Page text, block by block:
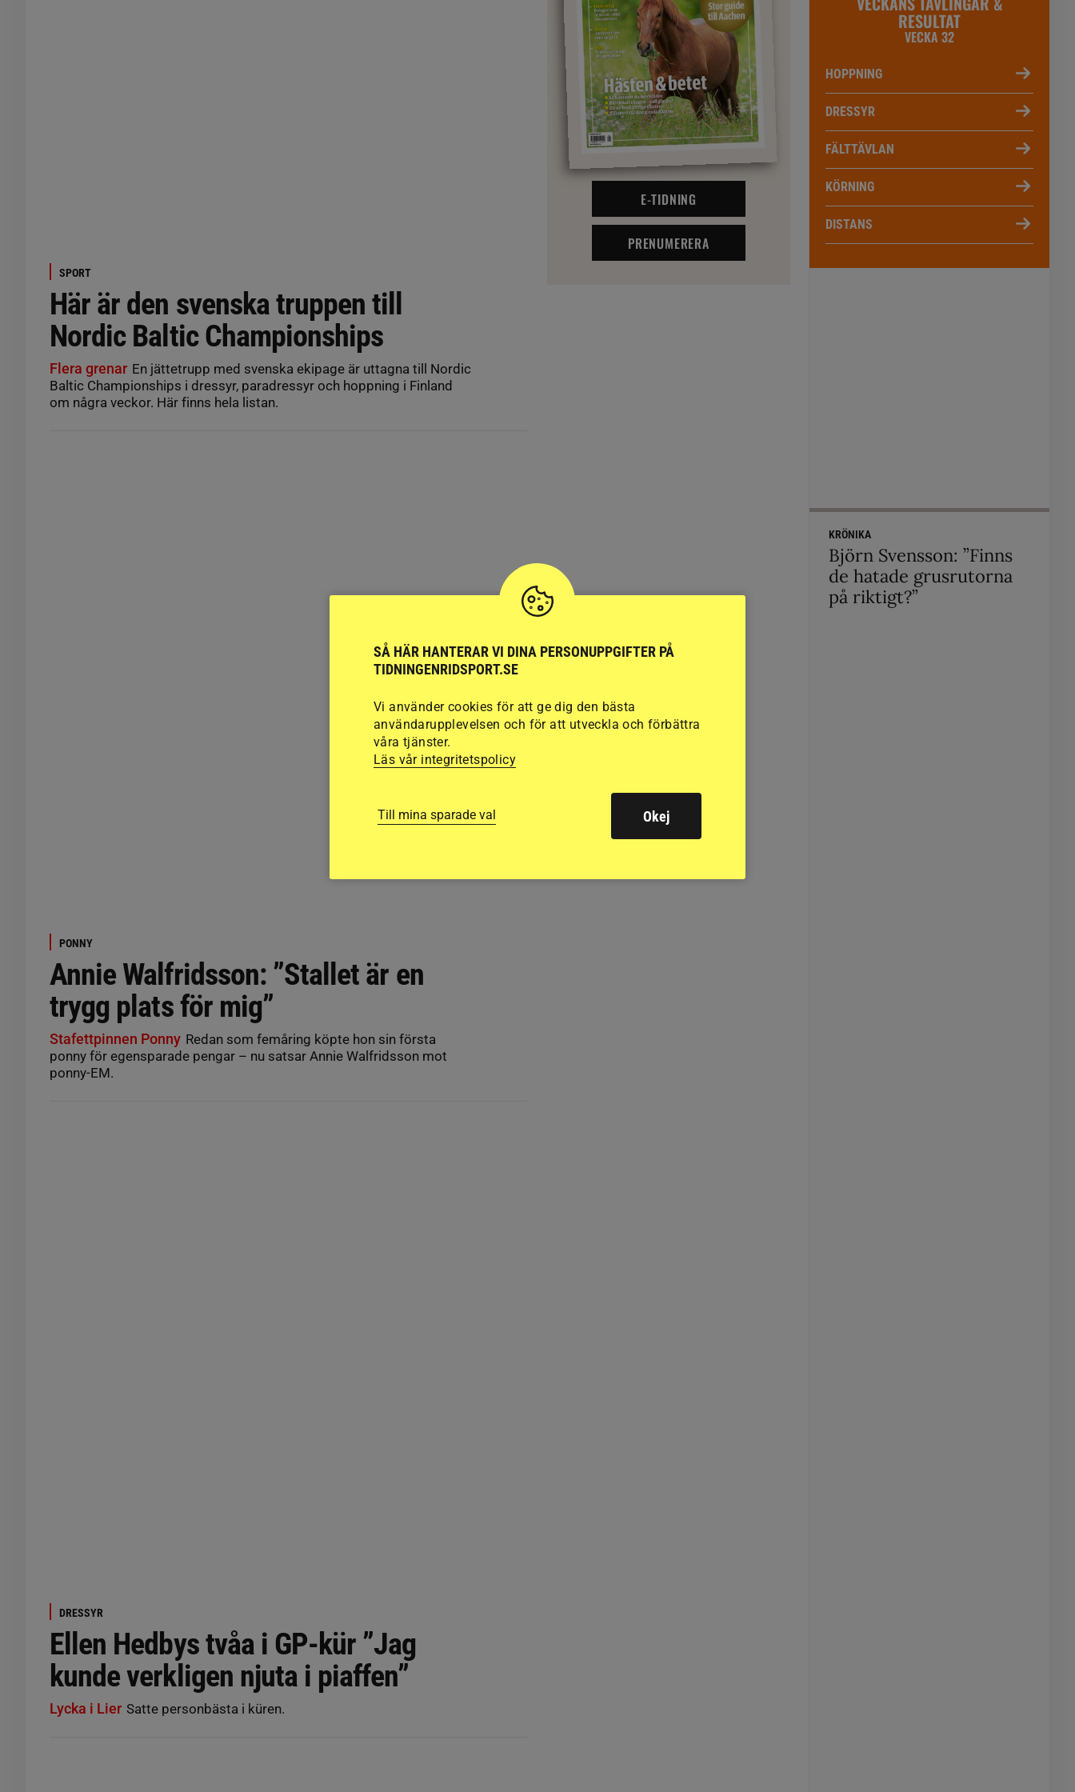
SPORT
Här är den svenska truppen till
Nordic Baltic Championships
Flera grenar En jättetrupp med svenska ekipage är uttagna till Nordic
Baltic Championships i dressyr, paradressyr och hoppning i Finland
om några veckor. Här finns hela listan.
PONNY
Annie Walfridsson: ”Stallet är en
trygg plats för mig”
Stafettpinnen Ponny Redan som femåring köpte hon sin första
ponny för egensparade pengar – nu satsar Annie Walfridsson mot
ponny-EM.
DRESSYR
Ellen Hedbys tvåa i GP-kür ”Jag
kunde verkligen njuta i piaffen”
Lycka i Lier Satte personbästa i küren.
E-TIDNING
PRENUMERERA
RESULTAT
VECKA 32
HOPPNING
DRESSYR
FÄLTTÄVLAN
KÖRNING
DISTANS
KRÖNIKA
Björn Svensson: ”Finns
de hatade grusrutorna
på riktigt?”
SÅ HÄR HANTERAR VI DINA PERSONUPPGIFTER PÅ
TIDNINGENRIDSPORT.SE
Vi använder cookies för att ge dig den bästa
användarupplevelsen och för att utveckla och förbättra
våra tjänster.
Läs vår integritetspolicy
Till mina sparade val Okej